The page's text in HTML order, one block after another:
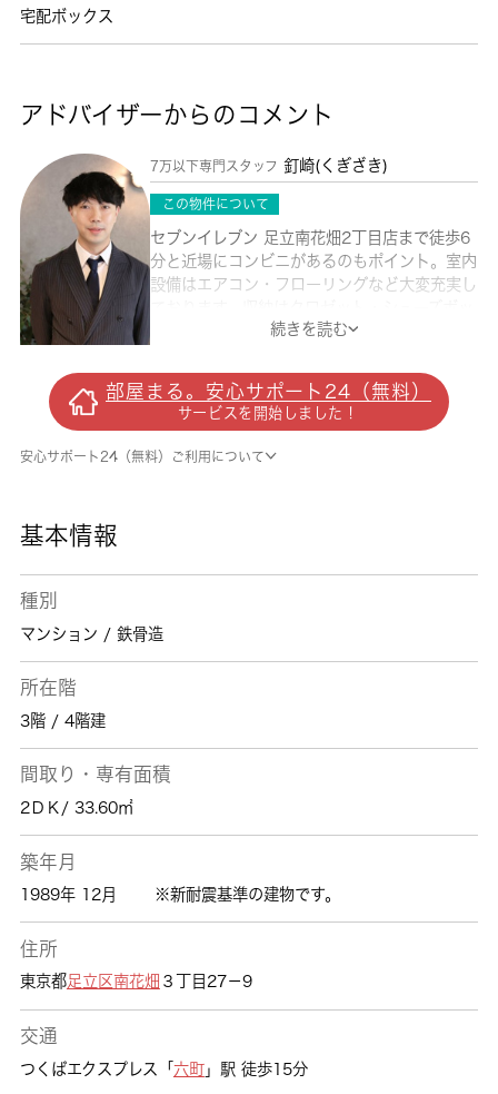
宅配ボックス
アドバイザーからのコメント
7万以下専門スタッフ 釘崎(くぎざき)
この物件について
セブンイレブン 足立南花畑2丁目店まで徒歩6
分と近場にコンビニがあるのもポイント。室内
設備はエアコン・フローリングなど大変充実し
クスなどが備え付けられているので、衣類や日
ある広々とした住まい。設備や外観が充実して
いるマンションです。お友達を招待するのも恥
ずかしくない物件。賃料が月6.9万円の物件で
す。住まいを探すにあたって、足立区へお引っ
続きを読む
部屋まる。安心サポート24（無料）
サービスを開始しました！
安心サポート24（無料）ご利用について
基本情報
種別
マンション / 鉄骨造
所在階
3階 / 4階建
間取り・専有面積
2ＤＫ/ 33.60㎡
築年月
1989年 12月 ※新耐震基準の建物です。
住所
東京都足立区南花畑 ３丁目27－9
交通
つくばエクスプレス「 六町」駅 徒歩15分